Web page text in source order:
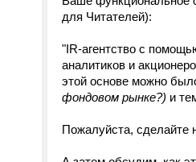
для Читателей):
"IR-агентство с
аналитиков и
этой основе можно
фондовом рынке?) и
Пожалуйста, сделайте